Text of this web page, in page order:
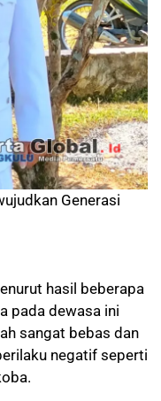
Generasi
hasil beberapa
pada dewasa ini
sangat bebas dan
negatif seperti